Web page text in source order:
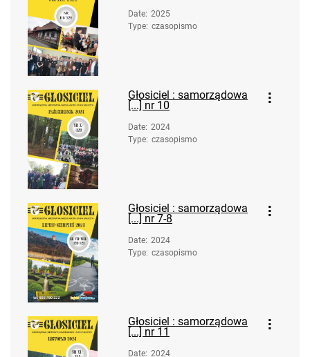
Date: 2025
Type: czasopismo
Głosiciel : samorządowa
[...] nr 10
Date: 2024
Type: czasopismo
Głosiciel : samorządowa
[...] nr 7-8
Date: 2024
Type: czasopismo
Głosiciel : samorządowa
[...] nr 11
Date: 2024